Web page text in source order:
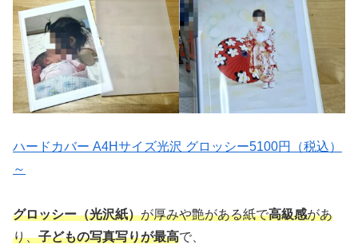
ハードカバー A4Hサイズ光沢 グロッシー5100円（税込）
～
グロッシー（光沢紙）が厚みや艶がある紙で高級感があ
り、子どもの写真写りが最高で、